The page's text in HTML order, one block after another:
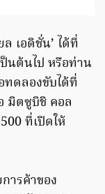
เอดิชั่น’ ได้ที่
นต้นไป หรือท่าน
ดลองขับได้ที่
มิตซูบิชิ คอล
ที่เปิดให้
ารค้าของ